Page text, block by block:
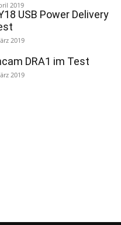
2019
USB Power Delivery
2019
DRA1 im Test
2019